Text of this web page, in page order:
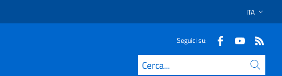
SELEZIONE
ITA
Seguici su:
Cerca